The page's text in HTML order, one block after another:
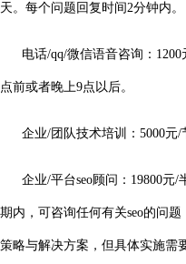
天。每个问题回复时间2分钟内。
电话/qq/微信语音咨询：
点前或者晚上9点以后。
企业/团队技术培训：5000元/
企业/平台seo顾问：19800元
期内，可咨询任何有关seo的问
策略与解决方案，但具体实施需